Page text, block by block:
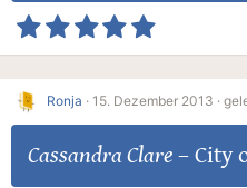
Ronja · 15. Dezember 2013 ·
Cassandra Clare– City